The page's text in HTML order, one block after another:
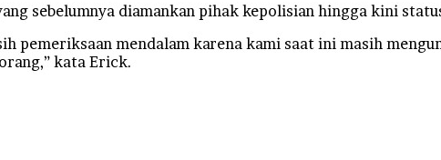
sebelumnya diamankan pihak kepolisian hingga kini
pemeriksaan mendalam karena kami saat ini masih
kata Erick.